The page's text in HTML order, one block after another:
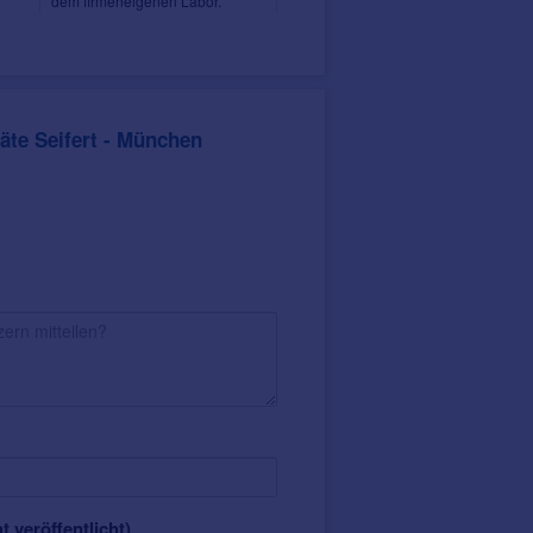
Vereinbaren Sie
Therapie
eigenen Profi-Labor
Musikgenuss
Seifert - München